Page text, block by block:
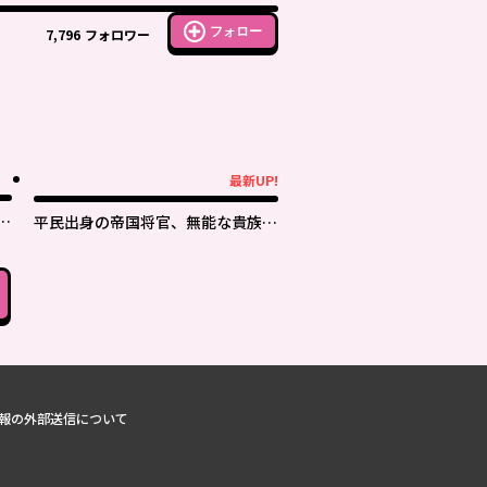
7,796 フォロワー フォロー
最新UP!
平民出身の帝国将官、無能な貴族上
の外部送信について